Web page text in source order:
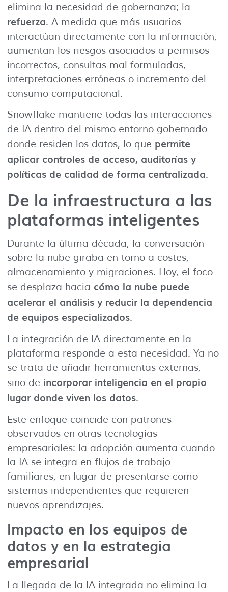
elimina la necesidad de gobernanza; la
refuerza. A medida que más usuarios
interactúan directamente con la información,
aumentan los riesgos asociados a permisos
incorrectos, consultas mal formuladas,
interpretaciones erróneas o incremento del
consumo computacional.
Snowflake mantiene todas las interacciones
de IA dentro del mismo entorno gobernado
donde residen los datos, lo que permite
aplicar controles de acceso, auditorías y
políticas de calidad de forma centralizada.
De la infraestructura a las
plataformas inteligentes
Durante la última década, la conversación
sobre la nube giraba en torno a costes,
almacenamiento y migraciones. Hoy, el foco
se desplaza hacia cómo la nube puede
acelerar el análisis y reducir la dependencia
de equipos especializados.
La integración de IA directamente en la
plataforma responde a esta necesidad. Ya no
se trata de añadir herramientas externas,
sino de incorporar inteligencia en el propio
lugar donde viven los datos.
Este enfoque coincide con patrones
observados en otras tecnologías
empresariales: la adopción aumenta cuando
la IA se integra en flujos de trabajo
familiares, en lugar de presentarse como
sistemas independientes que requieren
nuevos aprendizajes.
Impacto en los equipos de
datos y en la estrategia
empresarial
La llegada de la IA integrada no elimina la